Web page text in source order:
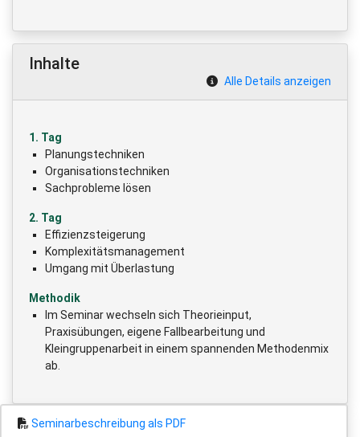
Inhalte
Alle Details anzeigen
1. Tag
Planungstechniken
Organisationstechniken
Sachprobleme lösen
2. Tag
Effizienzsteigerung
Komplexitätsmanagement
Umgang mit Überlastung
Methodik
Im Seminar wechseln sich Theorieinput,
Praxisübungen, eigene Fallbearbeitung und
Kleingruppenarbeit in einem spannenden Methodenmix
ab.
Seminarbeschreibung als PDF